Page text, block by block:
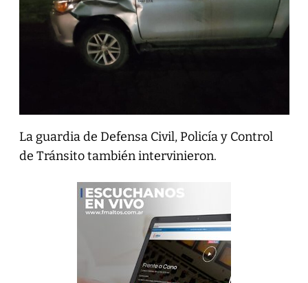
La guardia de Defensa Civil, Policía y Control
de Tránsito también intervinieron.